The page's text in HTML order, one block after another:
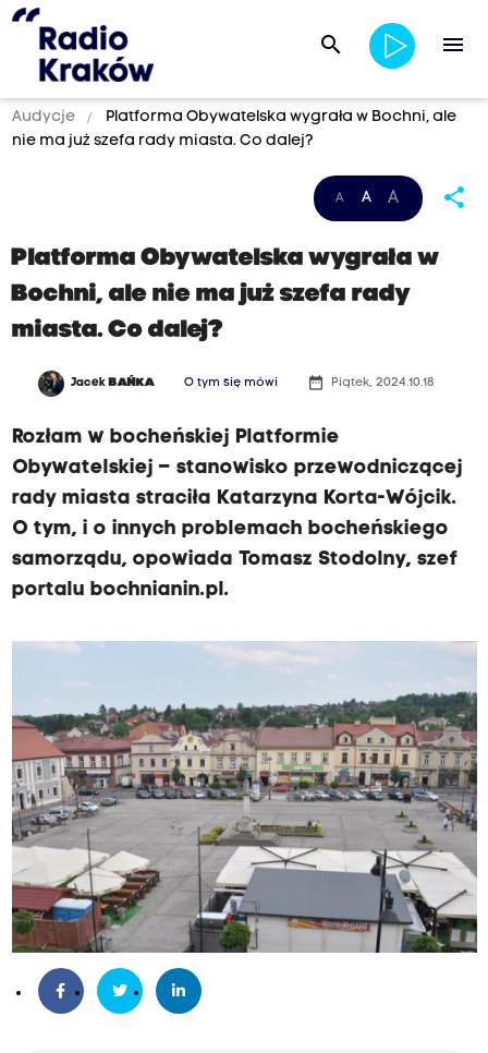
search menu
Audycje
Platforma Obywatelska wygrała w Bochni, ale
nie ma już szefa rady miasta. Co dalej?
A A A share
Platforma Obywatelska wygrała w
Bochni, ale nie ma już szefa rady
miasta. Co dalej?
Jacek BAŃKA O tym się mówi date_range Piątek, 2024.10.18
Rozłam w bocheńskiej Platformie
Obywatelskiej – stanowisko przewodniczącej
rady miasta straciła Katarzyna Korta-Wójcik.
O tym, i o innych problemach bocheńskiego
samorządu, opowiada Tomasz Stodolny, szef
portalu bochnianin.pl.